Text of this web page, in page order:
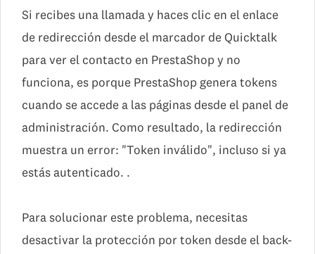
Si recibes una llamada y haces clic en el enlace
de redirección desde el marcador de Quicktalk
para ver el contacto en PrestaShop y no
funciona, es porque PrestaShop genera tokens
cuando se accede a las páginas desde el panel de
administración. Como resultado, la redirección
muestra un error: "Token inválido", incluso si ya
estás autenticado. .
Para solucionar este problema, necesitas
desactivar la protección por token desde el back-